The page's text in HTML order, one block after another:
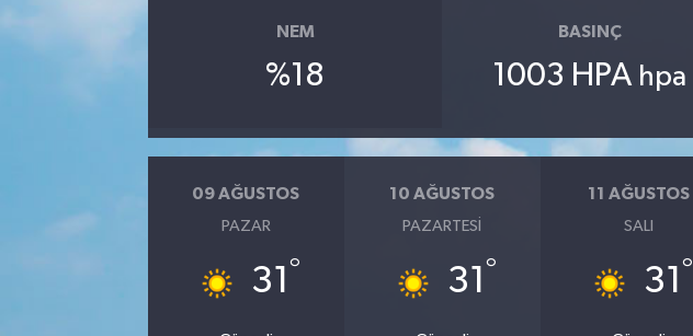
NEM
%18
BASINÇ
1003 HPA hpa
09 AĞUSTOS
PAZAR
31 °
10 AĞUSTOS
PAZARTESI
31 °
11 AĞUSTOS
SALI
31 °